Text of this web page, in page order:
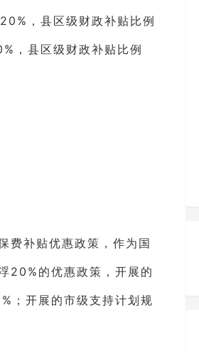
，县区级财政补贴比例
，县区级财政补贴比例
补贴优惠政策，作为国
20%的优惠政策，开展的
；开展的市级支持计划规